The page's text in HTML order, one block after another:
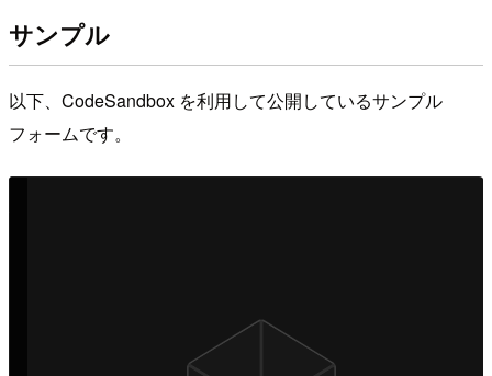
サンプル
以下、CodeSandbox を利用して公開しているサンプル
フォームです。